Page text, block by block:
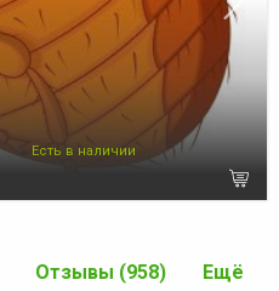
Есть в наличии
Отзывы (958) Ещё